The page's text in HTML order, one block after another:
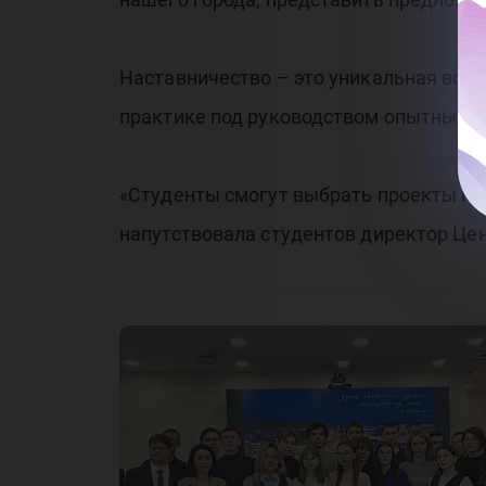
Наставничество – это уникальная
практике под руководством опытных
«Студенты смогут выбрать проекты
напутствовала студентов директор